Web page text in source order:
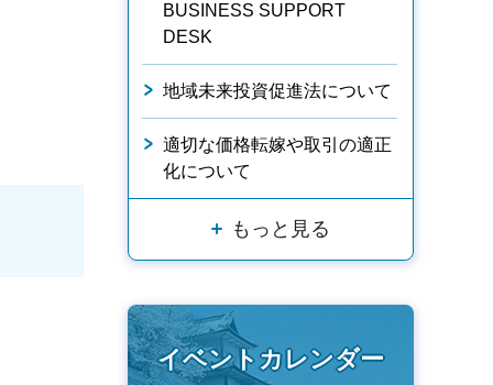
BUSINESS SUPPORT
DESK
地域未来投資促進法について
適切な価格転嫁や取引の適正
化について
もっと見る
イベントカレンダー